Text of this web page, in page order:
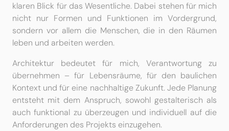
klaren Blick für das Wesentliche. Dabei stehen für mich
nicht nur Formen und Funktionen im Vordergrund,
sondern vor allem die Menschen, die in den Räumen
leben und arbeiten werden.
Architektur bedeutet für mich, Verantwortung zu
übernehmen – für Lebensräume, für den baulichen
Kontext und für eine nachhaltige Zukunft. Jede Planung
entsteht mit dem Anspruch, sowohl gestalterisch als
auch funktional zu überzeugen und individuell auf die
Anforderungen des Projekts einzugehen.